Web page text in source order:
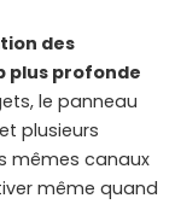
des
plus profonde
le panneau
plusieurs
mêmes canaux
même quand